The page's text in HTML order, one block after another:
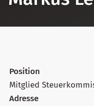
Position
Mitglied
Adresse